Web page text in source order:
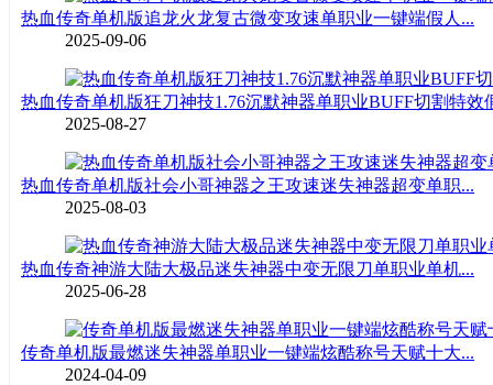
热血传奇单机版追龙火龙复古微变攻速单职业一键端假人...
2025-09-06
热血传奇单机版狂刀神技1.76沉默神器单职业BUFF切割特效
2025-08-27
热血传奇单机版社会小哥神器之王攻速迷失神器超变单职...
2025-08-03
热血传奇神游大陆大极品迷失神器中变无限刀单职业单机...
2025-06-28
传奇单机版最燃迷失神器单职业一键端炫酷称号天赋十大...
2024-04-09